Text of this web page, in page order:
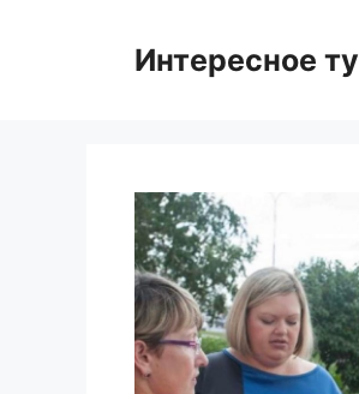
Интересное